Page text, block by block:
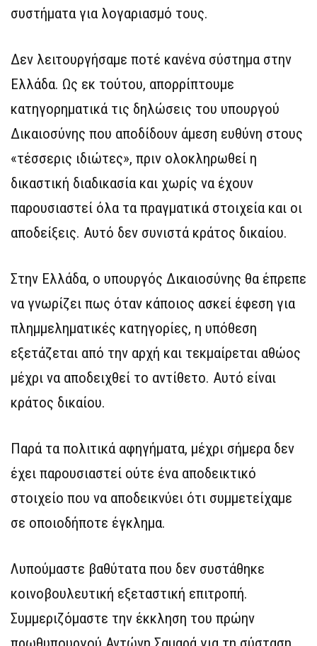
συστήματα για λογαριασμό τους.
Δεν λειτουργήσαμε ποτέ κανένα σύστημα στην
Ελλάδα. Ως εκ τούτου, απορρίπτουμε
κατηγορηματικά τις δηλώσεις του υπουργού
Δικαιοσύνης που αποδίδουν άμεση ευθύνη στους
«τέσσερις ιδιώτες», πριν ολοκληρωθεί η
δικαστική διαδικασία και χωρίς να έχουν
παρουσιαστεί όλα τα πραγματικά στοιχεία και οι
αποδείξεις. Αυτό δεν συνιστά κράτος δικαίου.
Στην Ελλάδα, ο υπουργός Δικαιοσύνης θα έπρεπε
να γνωρίζει πως όταν κάποιος ασκεί έφεση για
πλημμεληματικές κατηγορίες, η υπόθεση
εξετάζεται από την αρχή και τεκμαίρεται αθώος
μέχρι να αποδειχθεί το αντίθετο. Αυτό είναι
κράτος δικαίου.
Παρά τα πολιτικά αφηγήματα, μέχρι σήμερα δεν
έχει παρουσιαστεί ούτε ένα αποδεικτικό
στοιχείο που να αποδεικνύει ότι συμμετείχαμε
σε οποιοδήποτε έγκλημα.
Λυπούμαστε βαθύτατα που δεν συστάθηκε
κοινοβουλευτική εξεταστική επιτροπή.
Συμμεριζόμαστε την έκκληση του πρώην